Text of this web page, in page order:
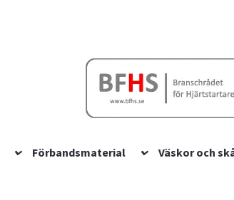
Förbandsmaterial Väskor och